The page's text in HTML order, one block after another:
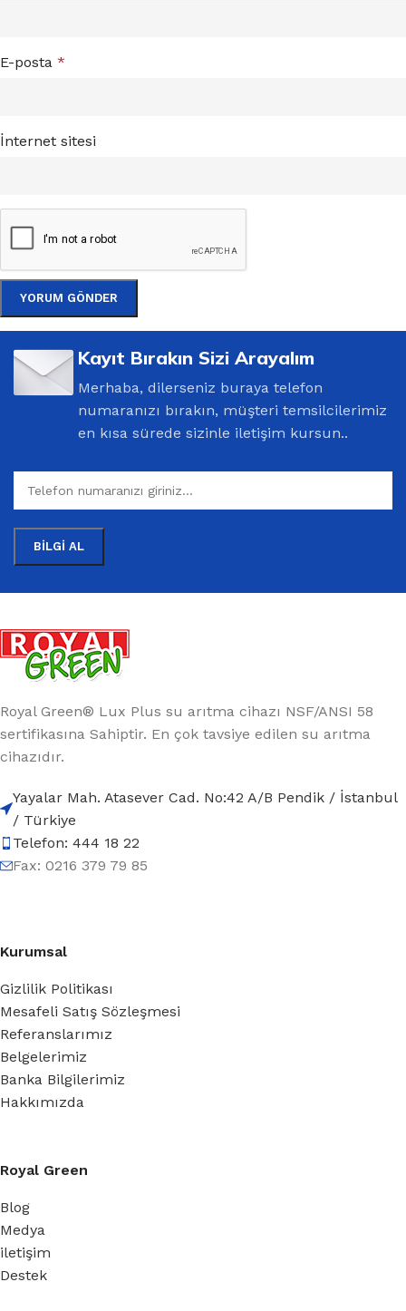
E-posta *
İnternet sitesi
Kayıt Bırakın Sizi Arayalım
Merhaba, dilerseniz buraya telefon
numaranızı bırakın, müşteri temsilcilerimiz
en kısa sürede sizinle iletişim kursun..
Royal Green® Lux Plus su arıtma cihazı NSF/ANSI 58
sertifikasına Sahiptir. En çok tavsiye edilen su arıtma
cihazıdır.
Yayalar Mah. Atasever Cad. No:42 A/B Pendik / İstanbul
/ Türkiye
Telefon: 444 18 22
Fax: 0216 379 79 85
Kurumsal
Gizlilik Politikası
Mesafeli Satış Sözleşmesi
Referanslarımız
Belgelerimiz
Banka Bilgilerimiz
Hakkımızda
Royal Green
Blog
Medya
iletişim
Destek